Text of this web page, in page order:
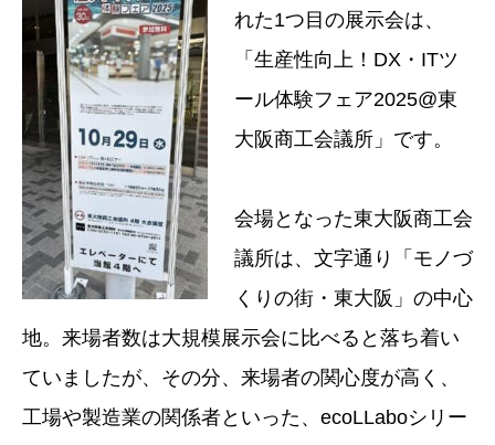
れた1つ目の展示会は、
「生産性向上！DX・ITツ
ール体験フェア2025@東
大阪商工会議所」です。
会場となった東大阪商工会
議所は、文字通り「モノづ
くりの街・東大阪」の中心
地。来場者数は大規模展示会に比べると落ち着い
ていましたが、その分、来場者の関心度が高く、
工場や製造業の関係者といった、ecoLLaboシリー